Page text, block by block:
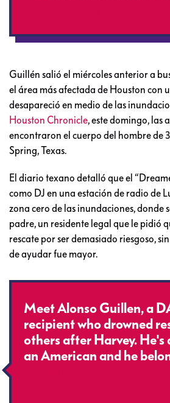
Guillén salió el miércoles anterior a
el área más afectada de Houston con
desapareció en medio de las
Houston Chronicle, este domingo, las
encontraron el cuerpo del hombre de
Spring, Texas.
El diario texano detalló que el
como DJ en una estación de radio de
zona cero de las inundaciones, donde
padre, un residente legal que le pidió
rescate por ser demasiado riesgoso,
de ayudar fue mayor.
Meet Alonso Guillen, a
recipient who drowned
others after Harvey. He's
an American and he